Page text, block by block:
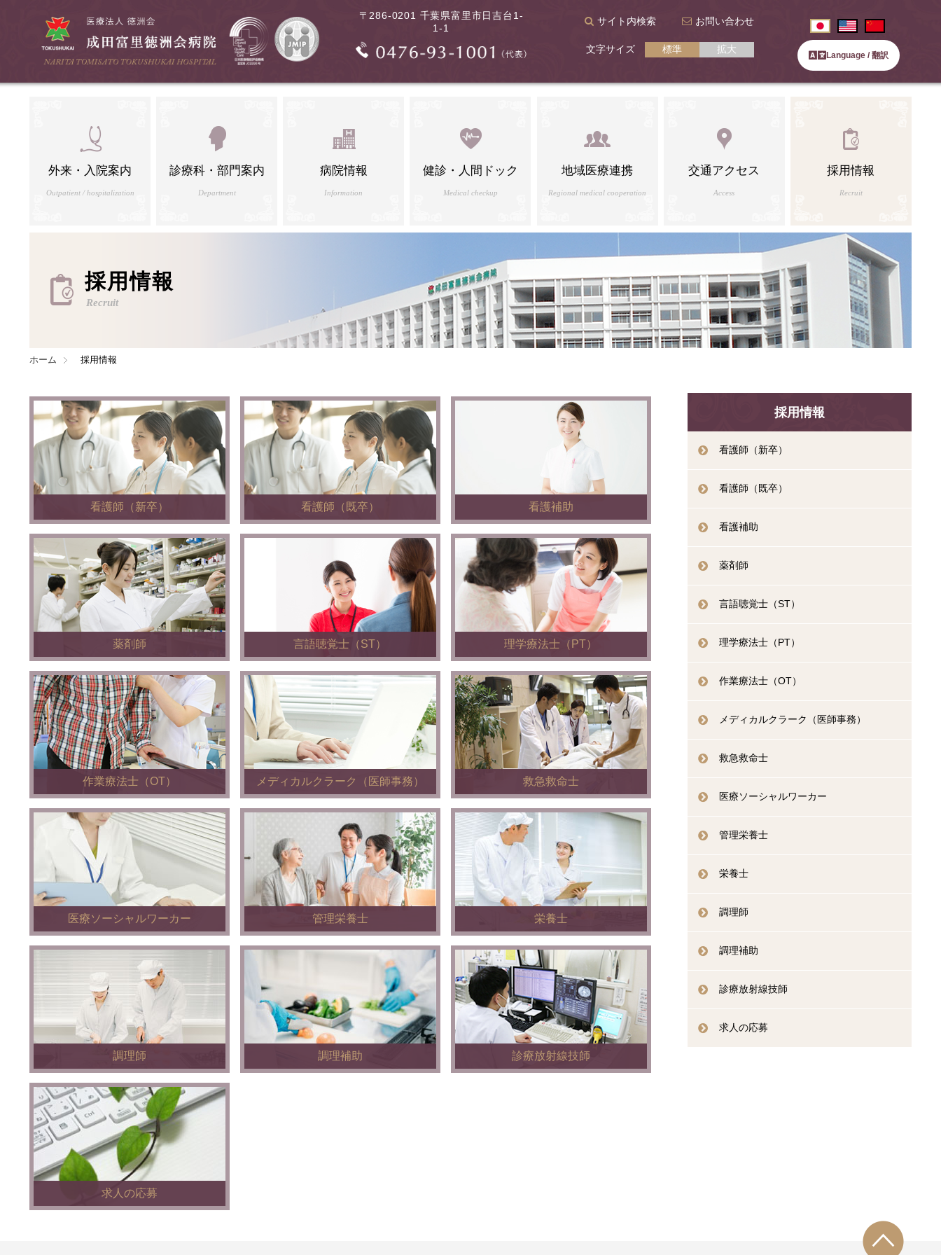
〒286-0201 千葉県富里市日吉台1-
1-1
サイト内検索 お問い合わせ
文字サイズ 標準 拡大
Language / 翻訳
外来・入院案内
Outpatient / hospitalization
診療科・部門案内
Department
病院情報
Information
健診・人間ドック
Medical checkup
地域医療連携
Regional medical cooperation
交通アクセス
Access
採用情報
Recruit
採用情報
Recruit
ホーム 採用情報
看護師（新卒） 看護師（既卒） 看護補助
薬剤師 言語聴覚士（ST） 理学療法士（PT）
作業療法士（OT） メディカルクラーク（医師事務） 救急救命士
医療ソーシャルワーカー 管理栄養士 栄養士
調理師 調理補助 診療放射線技師
求人の応募
採用情報
看護師（新卒）
看護師（既卒）
看護補助
薬剤師
言語聴覚士（ST）
理学療法士（PT）
作業療法士（OT）
メディカルクラーク（医師事務）
救急救命士
医療ソーシャルワーカー
管理栄養士
栄養士
調理師
調理補助
診療放射線技師
求人の応募